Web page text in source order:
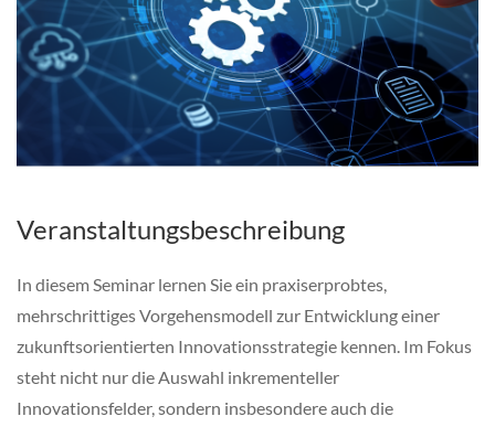
Veranstaltungsbeschreibung
In diesem Seminar lernen Sie ein praxiserprobtes,
mehrschrittiges Vorgehensmodell zur Entwicklung einer
zukunftsorientierten Innovationsstrategie kennen. Im Fokus
steht nicht nur die Auswahl inkrementeller
Innovationsfelder, sondern insbesondere auch die